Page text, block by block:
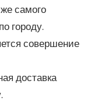
самого
городу.
совершение
доставка